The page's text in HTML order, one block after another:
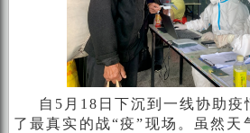
自5月18日下沉到一线协助
了最真实的战“疫”现场。虽然天